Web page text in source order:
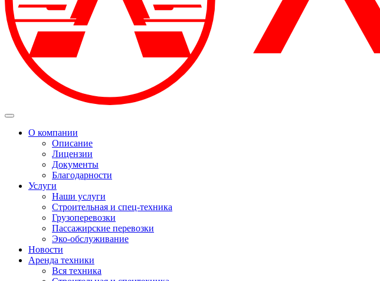
О компании
Описание
Лицензии
Документы
Благодарности
Услуги
Наши услуги
Строительная и спец-техника
Грузоперевозки
Пассажирские перевозки
Эко-обслуживание
Новости
Аренда техники
Вся техника